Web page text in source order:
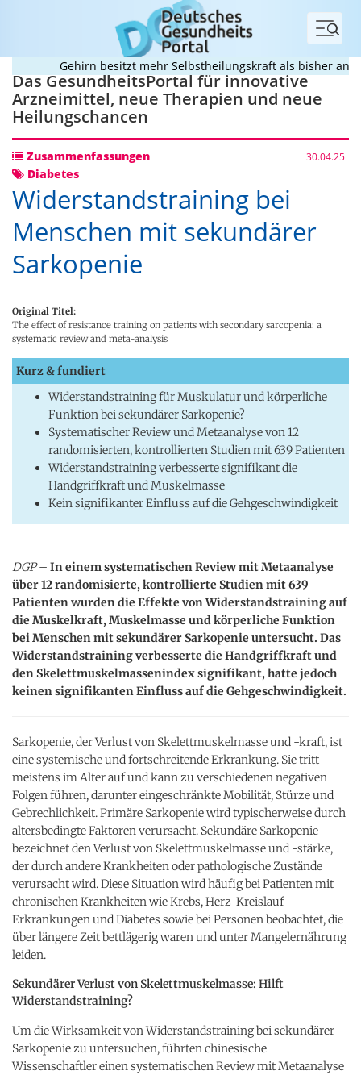
Menü
Gehirn besitzt mehr Selbstheilungskraft als bisher
Das GesundheitsPortal für innovative
Arzneimittel, neue Therapien und neue
Heilungschancen
Zusammenfassungen 30.04.25
Diabetes
Widerstandstraining bei
Menschen mit sekundärer
Sarkopenie
Original Titel:
The effect of resistance training on patients with secondary sarcopenia: a
systematic review and meta-analysis
Kurz & fundiert
Widerstandstraining für Muskulatur und körperliche
Funktion bei sekundärer Sarkopenie?
Systematischer Review und Metaanalyse von 12
randomisierten, kontrollierten Studien mit 639 Patienten
Widerstandstraining verbesserte signifikant die
Handgriffkraft und Muskelmasse
Kein signifikanter Einfluss auf die Gehgeschwindigkeit
DGP– In einem systematischen Review mit Metaanalyse
über 12 randomisierte, kontrollierte Studien mit 639
Patienten wurden die Effekte von Widerstandstraining auf
die Muskelkraft, Muskelmasse und körperliche Funktion
bei Menschen mit sekundärer Sarkopenie untersucht. Das
Widerstandstraining verbesserte die Handgriffkraft und
den Skelettmuskelmassenindex signifikant, hatte jedoch
keinen signifikanten Einfluss auf die Gehgeschwindigkeit.
Sarkopenie, der Verlust von Skelettmuskelmasse und -kraft, ist
eine systemische und fortschreitende Erkrankung. Sie tritt
meistens im Alter auf und kann zu verschiedenen negativen
Folgen führen, darunter eingeschränkte Mobilität, Stürze und
Gebrechlichkeit. Primäre Sarkopenie wird typischerweise durch
altersbedingte Faktoren verursacht. Sekundäre Sarkopenie
bezeichnet den Verlust von Skelettmuskelmasse und -stärke,
der durch andere Krankheiten oder pathologische Zustände
verursacht wird. Diese Situation wird häufig bei Patienten mit
chronischen Krankheiten wie Krebs, Herz-Kreislauf-
Erkrankungen und Diabetes sowie bei Personen beobachtet, die
über längere Zeit bettlägerig waren und unter Mangelernährung
leiden.
Sekundärer Verlust von Skelettmuskelmasse: Hilft
Widerstandstraining?
Um die Wirksamkeit von Widerstandstraining bei sekundärer
Sarkopenie zu untersuchen, führten chinesische
Wissenschaftler einen systematischen Review mit Metaanalyse